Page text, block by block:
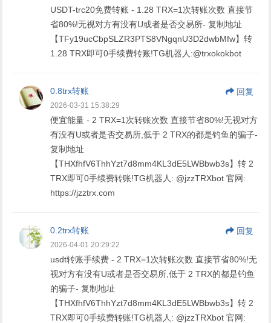
USDT-trc20免费转账 - 1.28 TRX=1次转账次数 直接节
省80%!无视对方有没有U或者是否交易所- 复制地址
【TFy19ucCbpSLZR3PTS8VNgqnU3D2dwbMfw】转
1.28 TRX即可0手续费转账!TG机器人:@trxokokbot
0.8trx转账 回复
2026-03-31 15:38:29
便宜能量 - 2 TRX=1次转账次数 直接节省80%!无视对方
有没有U或者是否交易所,低于 2 TRX的都是钓鱼的骗子-
复制地址
【THXfhfV6ThhYzt7d8mm4KL3dE5LWBbwb3s】转 2
TRX即可0手续费转账!TG机器人: @jzzTRXbot 官网:
https://jzztrx.com
0.2trx转账 回复
2026-04-01 20:29:22
usdt转账手续费 - 2 TRX=1次转账次数 直接节省80%!无
视对方有没有U或者是否交易所,低于 2 TRX的都是钓鱼
的骗子- 复制地址
【THXfhfV6ThhYzt7d8mm4KL3dE5LWBbwb3s】转 2
TRX即可0手续费转账!TG机器人: @jzzTRXbot 官网: